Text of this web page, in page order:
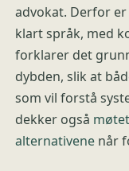
advokat. Derfor
klart språk, med
forklarer det
dybden, slik at
som vil forstå
dekker også møtet
alternativene når